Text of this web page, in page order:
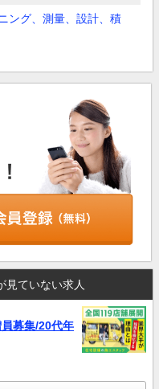
ング、測量、設計、積
見ていない求人
募集/20代年